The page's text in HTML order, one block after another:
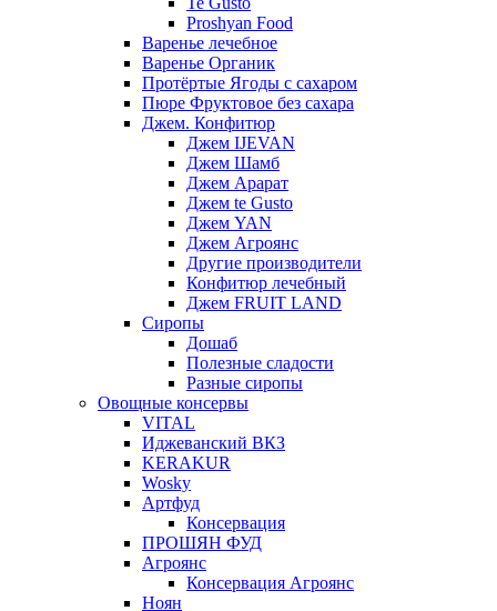
Proshyan Food
Варенье лечебное
Варенье Органик
Протёртые Ягоды с сахаром
Пюре Фруктовое без сахара
Джем. Конфитюр
Джем IJEVAN
Джем Шамб
Джем Арарат
Джем te Gusto
Джем YAN
Джем Агроянс
Другие производители
Конфитюр лечебный
Джем FRUIT LAND
Сиропы
Дошаб
Полезные сладости
Разные сиропы
Овощные консервы
VITAL
Иджеванский ВКЗ
KERAKUR
Wosky
Артфуд
Консервация
ПРОШЯН ФУД
Агроянс
Консервация Агроянс
Ноян